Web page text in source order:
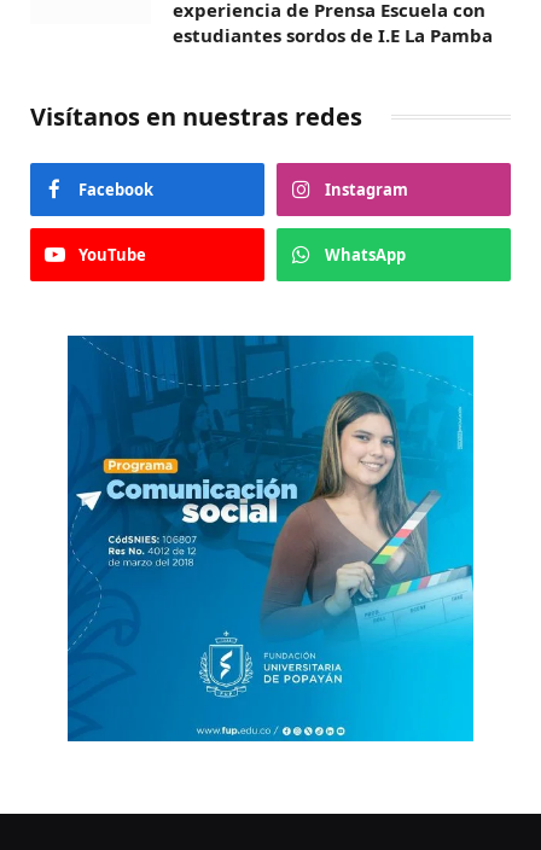
experiencia de Prensa Escuela con
estudiantes sordos de I.E La Pamba
Visítanos en nuestras redes
Facebook Instagram
YouTube WhatsApp